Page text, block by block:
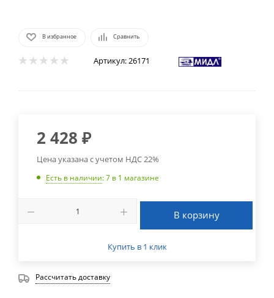
В избранное Сравнить
Артикул:26171
2 428 ₽
Цена указана с учетом НДС 22%
Есть в наличии: 7 в 1 магазине
В корзину
Купить в 1 клик
Рассчитать доставку